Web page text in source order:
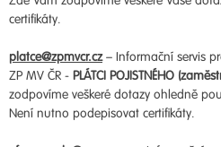
certifikáty.
platce@zpmvcr.cz– Informační servis
ZP MV ČR - PLÁTCI POJISTNÉHO
zodpovíme veškeré dotazy ohledně
Není nutno podepisovat certifikáty.